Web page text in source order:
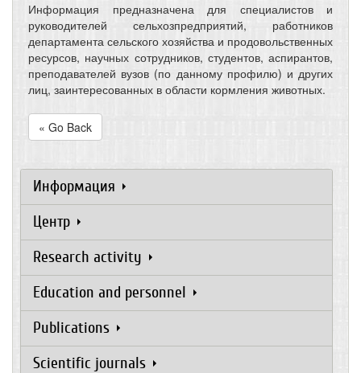
Информация предназначена для специалистов и
руководителей сельхозпредприятий, работников
департамента сельского хозяйства и продовольственных
ресурсов, научных сотрудников, студентов, аспирантов,
преподавателей вузов (по данному профилю) и других
лиц, заинтересованных в области кормления животных.
« Go Back
Информация
Центр
Research activity
Education and personnel
Publications
Scientific journals